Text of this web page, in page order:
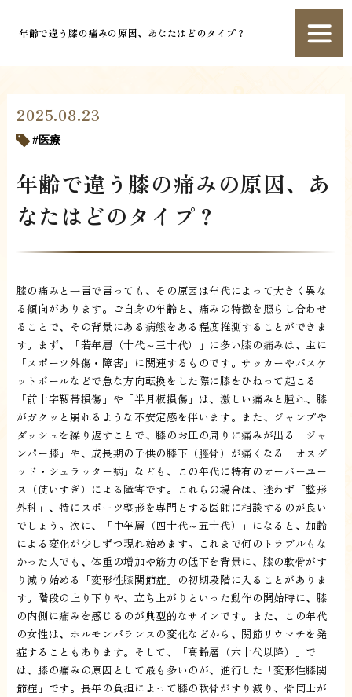
年齢で違う膝の痛みの原因、あなたはどのタイプ？
2025.08.23
医療
年齢で違う膝の痛みの原因、あ
なたはどのタイプ？
膝の痛みと一言で言っても、その原因は年代によって大きく異な
る傾向があります。ご自身の年齢と、痛みの特徴を照らし合わせ
ることで、その背景にある病態をある程度推測することができま
す。まず、「若年層（十代～三十代）」に多い膝の痛みは、主に
「スポーツ外傷・障害」に関連するものです。サッカーやバスケ
ットボールなどで急な方向転換をした際に膝をひねって起こる
「前十字靭帯損傷」や「半月板損傷」は、激しい痛みと腫れ、膝
がガクッと崩れるような不安定感を伴います。また、ジャンプや
ダッシュを繰り返すことで、膝のお皿の周りに痛みが出る「ジャ
ンパー膝」や、成長期の子供の膝下（脛骨）が痛くなる「オスグ
ッド・シュラッター病」なども、この年代に特有のオーバーユー
ス（使いすぎ）による障害です。これらの場合は、迷わず「整形
外科」、特にスポーツ整形を専門とする医師に相談するのが良い
でしょう。次に、「中年層（四十代～五十代）」になると、加齢
による変化が少しずつ現れ始めます。これまで何のトラブルもな
かった人でも、体重の増加や筋力の低下を背景に、膝の軟骨がす
り減り始める「変形性膝関節症」の初期段階に入ることがありま
す。階段の上り下りや、立ち上がりといった動作の開始時に、膝
の内側に痛みを感じるのが典型的なサインです。また、この年代
の女性は、ホルモンバランスの変化などから、関節リウマチを発
症することもあります。そして、「高齢層（六十代以降）」で
は、膝の痛みの原因として最も多いのが、進行した「変形性膝関
節症」です。長年の負担によって膝の軟骨がすり減り、骨同士が